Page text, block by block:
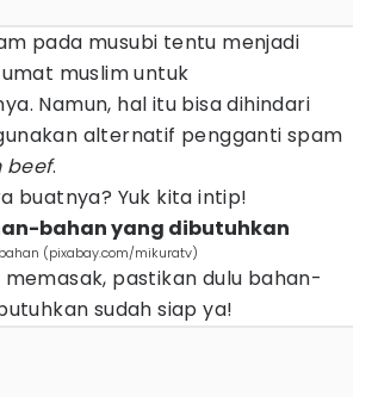
pada musubi tentu menjadi
muslim untuk
Namun, hal itu bisa dihindari
alternatif pengganti spam
beef.
buatnya? Yuk kita intip!
bahan yang dibutuhkan
(pixabay.com/mikuratv)
memasak, pastikan dulu bahan-
sudah siap ya!